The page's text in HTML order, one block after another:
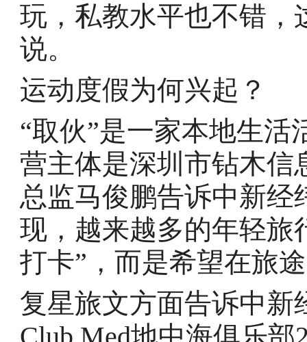
玩，私教水平也不错，
说。
运动度假为何兴起？
“取伙”是一家本地生
营主体是深圳市钻木信
总监马俊鹏告诉中新经
现，越来越多的年轻旅
打卡”，而是希望在旅
复星旅文方面告诉中新